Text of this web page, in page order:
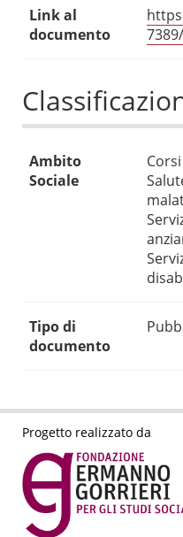
Link al
documento
Ambito
Sociale
Tipo di
documento
Progetto realizzato da